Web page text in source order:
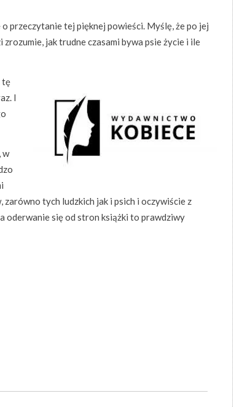
przeczytanie tej pięknej powieści. Myślę, że po jej
jak trudne czasami bywa psie życie i ile
tę
I
w
tych ludzkich jak i psich i oczywiście z
oderwanie się od stron książki to prawdziwy